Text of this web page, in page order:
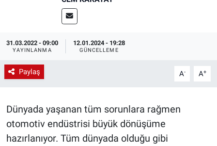
31.03.2022 - 09:00
YAYINLANMA
12.01.2024 - 19:28
GÜNCELLEME
Paylaş A- A+
Dünyada yaşanan tüm sorunlara rağmen
otomotiv endüstrisi büyük dönüşüme
hazırlanıyor. Tüm dünyada olduğu gibi
Enerjisini Üreten Fabrikalar
Endüstri 4.0 Uygulamaları
Ağır Sanayi Çözümleri